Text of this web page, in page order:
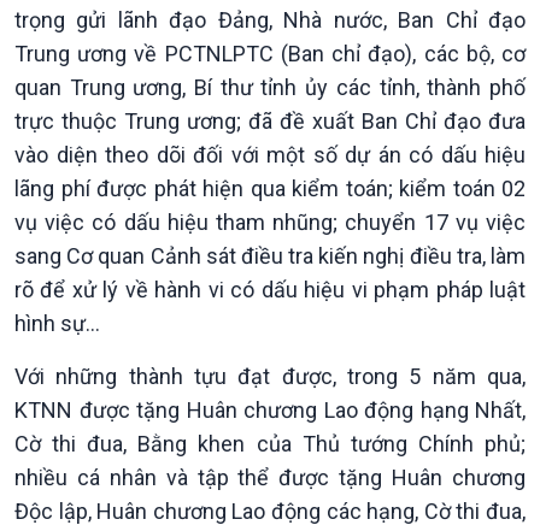
trọng gửi lãnh đạo Đảng, Nhà nước, Ban Chỉ đạo
Trung ương về PCTNLPTC (Ban chỉ đạo), các bộ, cơ
quan Trung ương, Bí thư tỉnh ủy các tỉnh, thành phố
trực thuộc Trung ương; đã đề xuất Ban Chỉ đạo đưa
vào diện theo dõi đối với một số dự án có dấu hiệu
lãng phí được phát hiện qua kiểm toán; kiểm toán 02
vụ việc có dấu hiệu tham nhũng; chuyển 17 vụ việc
sang Cơ quan Cảnh sát điều tra kiến nghị điều tra, làm
rõ để xử lý về hành vi có dấu hiệu vi phạm pháp luật
hình sự…
Với những thành tựu đạt được, trong 5 năm qua,
KTNN được tặng Huân chương Lao động hạng Nhất,
Cờ thi đua, Bằng khen của Thủ tướng Chính phủ;
nhiều cá nhân và tập thể được tặng Huân chương
Độc lập, Huân chương Lao động các hạng, Cờ thi đua,